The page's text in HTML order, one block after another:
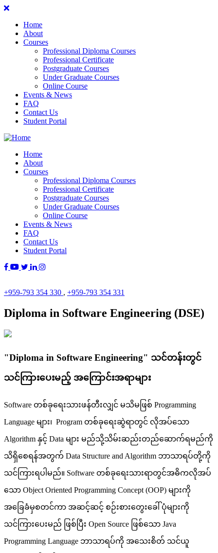
Home
About
Courses
Professional Diploma Courses
Professional Certificate
Postgraduate Courses
Under Graduate Courses
Online Course
Events & News
FAQ
Contact Us
Student Portal
Home
About
Courses
Professional Diploma Courses
Professional Certificate
Postgraduate Courses
Under Graduate Courses
Online Course
Events & News
FAQ
Contact Us
Student Portal
+959-793 354 330 , +959-793 354 331
Diploma in Software Engineering (DSE)
"Diploma in Software Engineering" သင်တန်းတွင်
သင်ကြားပေးမည့် အကြောင်းအရာများ
Software တစ်ခုရေးသားဖန်တီးလျှင် မသိမဖြစ် Programming
Language များ၊ Program တစ်ခုရေးဆွဲရာတွင် လိုအပ်သော
Algorithm နှင့် Data များ မည်သို့သိမ်းဆည်းတည်ဆောက်ရမည်ကို
သိရှိစေရန်အတွက် Data Structure and Algorithm ဘာသာရပ်တို့ကို
သင်ကြားရပါမည်။ Software တစ်ခုရေးသားရာတွင်အဓိကလိုအပ်
သော Object Oriented Programming Concept (OOP) များကို
အခြေခံမှစတင်ကာ အဆင့်ဆင့် စဉ်းစားတွေးခေါ် ပုံများကို
သင်ကြားပေးမည် ဖြစ်ပြီး Open Source ဖြစ်သော Java
Programming Language ဘာသာရပ်ကို အသေးစိတ် သင်ယူ